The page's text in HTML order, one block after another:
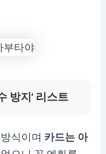
방지’ 리스트
식이며 카드는 아